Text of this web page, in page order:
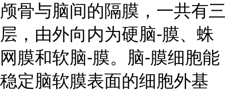
颅骨与脑间的隔膜，一共有三
层，由外向内为硬脑-膜、蛛
网膜和软脑-膜。脑-膜细胞能
稳定脑软膜表面的细胞外基